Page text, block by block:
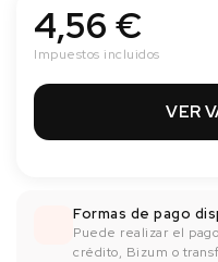
4,56 €
Impuestos incluidos
VER
Formas de pago
Puede realizar el
crédito, Bizum o